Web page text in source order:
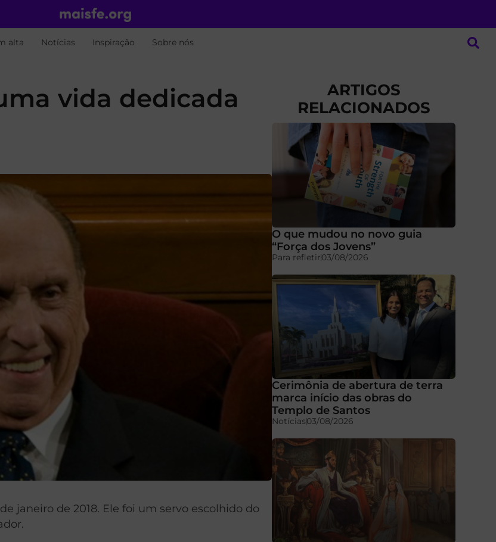
alta Notícias Inspiração Sobre nós
vida dedicada
janeiro de 2018. Ele foi um servo escolhido do
ARTIGOS
RELACIONADOS
O que mudou no novo guia
“Força dos Jovens”
Para refletir03/08/2026
Cerimônia de abertura de terra
marca início das obras do
Templo de Santos
Notícias03/08/2026